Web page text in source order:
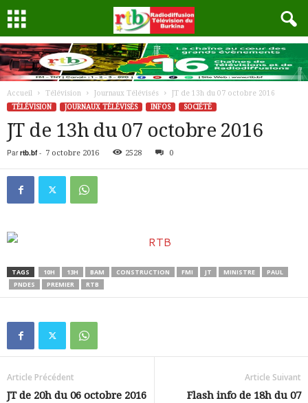
Accueil Télévision Journaux Télévisés
JT de 13h du 07 octobre 2016
TÉLÉVISION
JOURNAUX TÉLÉVISÉS INFOS SOCIÉTÉ
JT de 13h du 07 octobre 2016
Par rtb.bf- 7 octobre 2016 2528 0
TAGS 10H 13H BAM CONSTRUCTION FMI JT MINISTRE
PAUL
PNDES
PREMIER RTB
Article Précédent
JT de 20h du 06 octobre 2016
Article Suivant
Flash info de 18h du 07